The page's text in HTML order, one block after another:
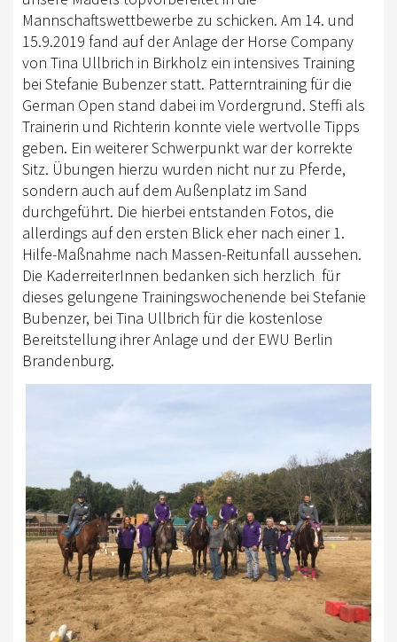
Mannschaftswettbewerbe zu schicken. Am 14. und
15.9.2019 fand auf der Anlage der Horse Company
von Tina Ullbrich in Birkholz ein intensives Training
bei Stefanie Bubenzer statt. Patterntraining für die
German Open stand dabei im Vordergrund. Steffi als
Trainerin und Richterin konnte viele wertvolle Tipps
geben. Ein weiterer Schwerpunkt war der korrekte
Sitz. Übungen hierzu wurden nicht nur zu Pferde,
sondern auch auf dem Außenplatz im Sand
durchgeführt. Die hierbei entstanden Fotos, die
allerdings auf den ersten Blick eher nach einer 1.
Hilfe-Maßnahme nach Massen-Reitunfall aussehen.
Die KaderreiterInnen bedanken sich herzlich für
dieses gelungene Trainingswochenende bei Stefanie
Bubenzer, bei Tina Ullbrich für die kostenlose
Bereitstellung ihrer Anlage und der EWU Berlin
Brandenburg.